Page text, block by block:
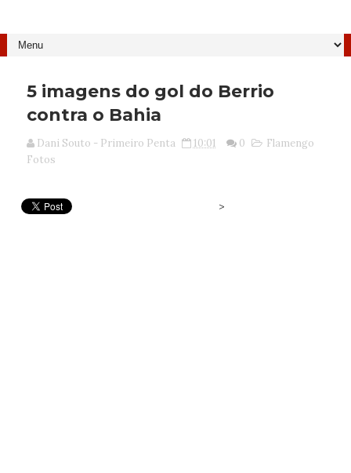
5 imagens do gol do Berrio
contra o Bahia
Dani Souto - Primeiro Penta 10:01 0
Flamengo
Fotos
>